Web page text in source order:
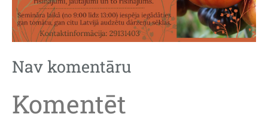
Nav komentāru
Komentēt